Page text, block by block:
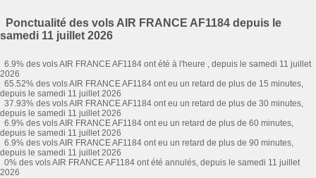
Ponctualité des vols AIR FRANCE AF1184 depuis le
samedi 11 juillet 2026
6.9% des vols AIR FRANCE AF1184 ont été à l'heure , depuis le samedi 11 juillet
2026
65.52% des vols AIR FRANCE AF1184 ont eu un retard de plus de 15 minutes,
depuis le samedi 11 juillet 2026
37.93% des vols AIR FRANCE AF1184 ont eu un retard de plus de 30 minutes,
depuis le samedi 11 juillet 2026
6.9% des vols AIR FRANCE AF1184 ont eu un retard de plus de 60 minutes,
depuis le samedi 11 juillet 2026
6.9% des vols AIR FRANCE AF1184 ont eu un retard de plus de 90 minutes,
depuis le samedi 11 juillet 2026
0% des vols AIR FRANCE AF1184 ont été annulés, depuis le samedi 11 juillet
2026